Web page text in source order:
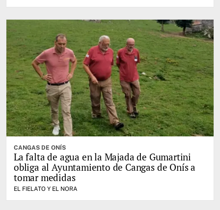
CANGAS DE ONÍS
La falta de agua en la Majada de Gumartini
obliga al Ayuntamiento de Cangas de Onís a
tomar medidas
EL FIELATO Y EL NORA